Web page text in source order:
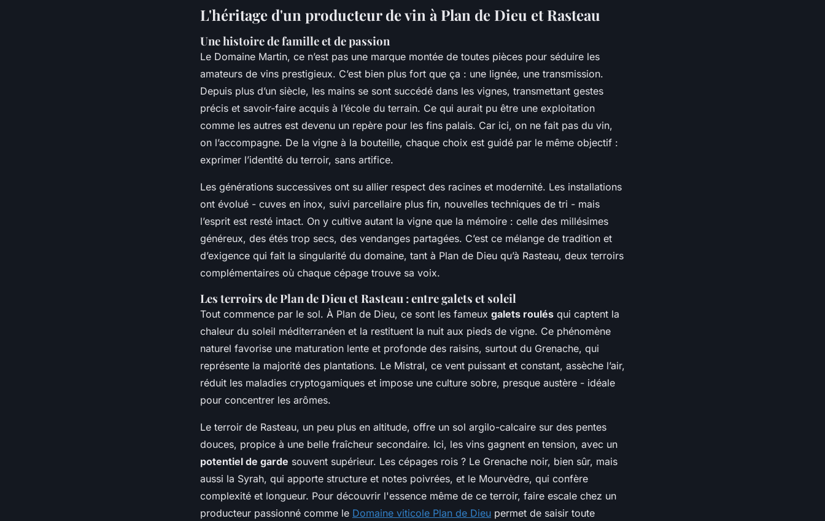
L'héritage d'un producteur de vin à Plan de Dieu et Rasteau
Une histoire de famille et de passion
Le Domaine Martin, ce n’est pas une marque montée de toutes pièces pour séduire les
amateurs de vins prestigieux. C’est bien plus fort que ça : une lignée, une transmission.
Depuis plus d’un siècle, les mains se sont succédé dans les vignes, transmettant gestes
précis et savoir-faire acquis à l’école du terrain. Ce qui aurait pu être une exploitation
comme les autres est devenu un repère pour les fins palais. Car ici, on ne fait pas du vin,
on l’accompagne. De la vigne à la bouteille, chaque choix est guidé par le même objectif :
exprimer l’identité du terroir, sans artifice.
Les générations successives ont su allier respect des racines et modernité. Les installations
ont évolué - cuves en inox, suivi parcellaire plus fin, nouvelles techniques de tri - mais
l’esprit est resté intact. On y cultive autant la vigne que la mémoire : celle des millésimes
généreux, des étés trop secs, des vendanges partagées. C’est ce mélange de tradition et
d’exigence qui fait la singularité du domaine, tant à Plan de Dieu qu’à Rasteau, deux terroirs
complémentaires où chaque cépage trouve sa voix.
Les terroirs de Plan de Dieu et Rasteau : entre galets et soleil
Tout commence par le sol. À Plan de Dieu, ce sont les fameux galets roulés qui captent la
chaleur du soleil méditerranéen et la restituent la nuit aux pieds de vigne. Ce phénomène
naturel favorise une maturation lente et profonde des raisins, surtout du Grenache, qui
représente la majorité des plantations. Le Mistral, ce vent puissant et constant, assèche l’air,
réduit les maladies cryptogamiques et impose une culture sobre, presque austère - idéale
pour concentrer les arômes.
Le terroir de Rasteau, un peu plus en altitude, offre un sol argilo-calcaire sur des pentes
douces, propice à une belle fraîcheur secondaire. Ici, les vins gagnent en tension, avec un
potentiel de garde souvent supérieur. Les cépages rois ? Le Grenache noir, bien sûr, mais
aussi la Syrah, qui apporte structure et notes poivrées, et le Mourvèdre, qui confère
complexité et longueur. Pour découvrir l'essence même de ce terroir, faire escale chez un
producteur passionné comme le Domaine viticole Plan de Dieu permet de saisir toute